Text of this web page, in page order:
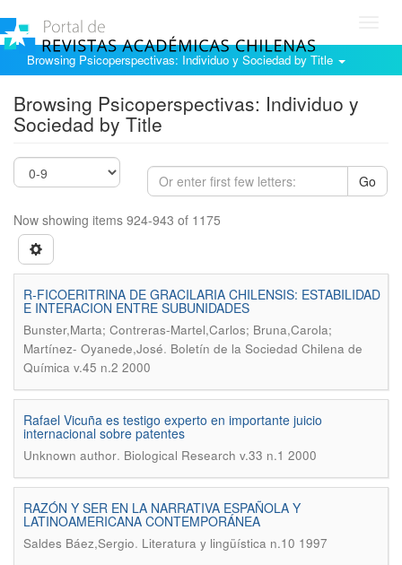
Browsing Psicoperspectivas: Individuo y Sociedad by Title
Browsing Psicoperspectivas: Individuo y
Sociedad by Title
Go
Now showing items 924-943 of 1175
R-FICOERITRINA DE GRACILARIA CHILENSIS: ESTABILIDAD
E INTERACION ENTRE SUBUNIDADES
Bunster,Marta; Contreras-Martel,Carlos; Bruna,Carola;
Martínez- Oyanede,José. Boletín de la Sociedad Chilena de
Química v.45 n.2 2000
Rafael Vicuña es testigo experto en importante juicio
internacional sobre patentes
Unknown author. Biological Research v.33 n.1 2000
RAZÓN Y SER EN LA NARRATIVA ESPAÑOLA Y
LATINOAMERICANA CONTEMPORÁNEA
Saldes Báez,Sergio. Literatura y lingüística n.10 1997